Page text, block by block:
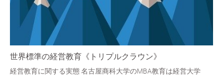
世界標準の経営教育《トリプルクラウン》
経営教育に関する実態 名古屋商科大学のMBA教育は経営大学